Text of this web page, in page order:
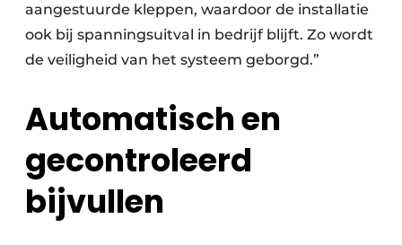
aangestuurde kleppen, waardoor de installatie
ook bij spanningsuitval in bedrijf blijft. Zo wordt
de veiligheid van het systeem geborgd.”
Automatisch en
gecontroleerd
bijvullen